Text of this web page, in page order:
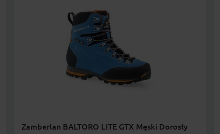
Zamberlan BALTORO LITE GTX Męski Dorosły